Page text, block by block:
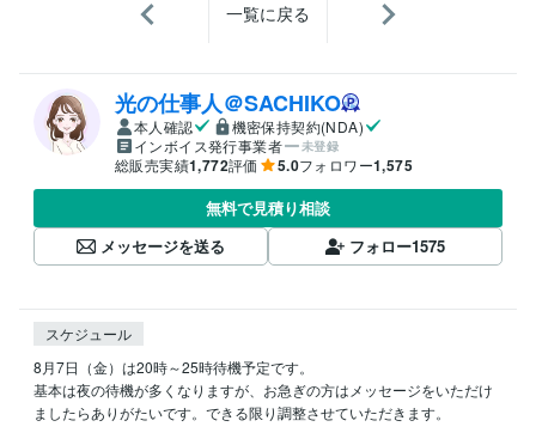
一覧に戻る
光の仕事人＠SACHIKO
本人確認
機密保持契約(NDA)
インボイス発行事業者
未登録
総販売実績1,772評価 5.0フォロワー1,575
無料で見積り相談
メッセージを送る
フォロー1575
スケジュール
8月7日（金）は20時～25時待機予定です。
基本は夜の待機が多くなりますが、お急ぎの方はメッセージをいただけ
ましたらありがたいです。できる限り調整させていただきます。